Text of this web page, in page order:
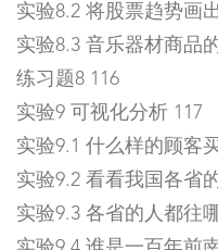
实验8.2 将股票趋势画
实验8.3 音乐器材商品
练习题8 116
实验9 可视化分析 117
实验9.1 什么样的顾客
实验9.2 看看我国各省
实验9.3 各省的人都往